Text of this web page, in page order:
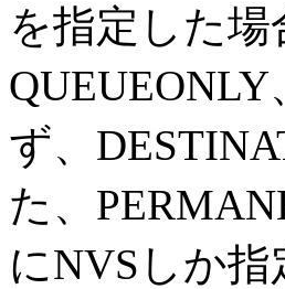
を指定した場
ず、
た、
にNVSしか